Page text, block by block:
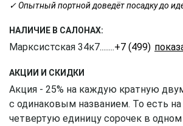
✓ Опытный портной доведёт посадку до
НАЛИЧИЕ В САЛОНАХ:
Марксистская 34к7........+7 (499) 350-
АКЦИИ И СКИДКИ
Акция - 25% на каждую кратную
с одинаковым названием. То есть
четвертую единицу сорочек в